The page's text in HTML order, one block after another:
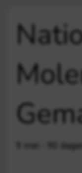
9 mei - 90